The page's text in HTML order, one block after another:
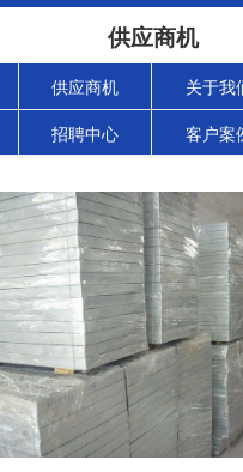
供应商机
供应商机 关于我
招聘中心 客户案